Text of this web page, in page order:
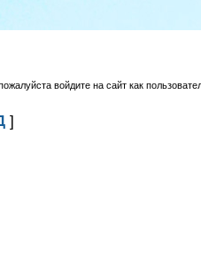
войдите на сайт как
]